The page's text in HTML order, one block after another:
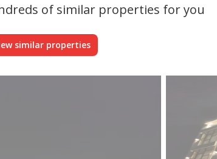
of similar properties for you
similar properties